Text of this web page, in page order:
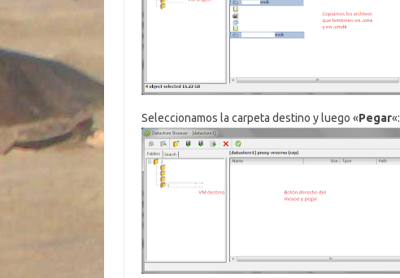
Seleccionamos la carpeta destino y luego «Pegar«: